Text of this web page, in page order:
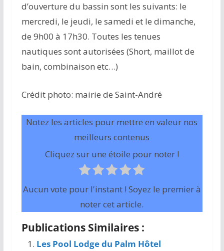
d’ouverture du bassin sont les suivants: le
mercredi, le jeudi, le samedi et le dimanche,
de 9h00 à 17h30. Toutes les tenues
nautiques sont autorisées (Short, maillot de
bain, combinaison etc…)
Crédit photo: mairie de Saint-André
Notez les articles pour mettre en valeur nos
meilleurs contenus
Cliquez sur une étoile pour noter !
Aucun vote pour l'instant ! Soyez le premier à
noter cet article.
Publications Similaires :
Les Pool Lodge du Palm Hôtel